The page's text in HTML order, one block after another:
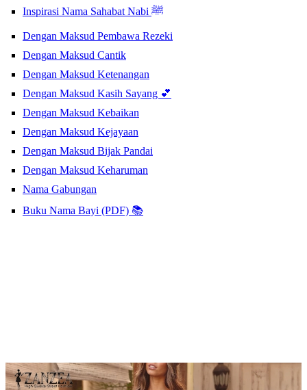
Inspirasi Nama Sahabat Nabi ﷺ
Dengan Maksud Pembawa Rezeki
Dengan Maksud Cantik
Dengan Maksud Ketenangan
Dengan Maksud Kasih Sayang 💕
Dengan Maksud Kebaikan
Dengan Maksud Kejayaan
Dengan Maksud Bijak Pandai
Dengan Maksud Keharuman
Nama Gabungan
Buku Nama Bayi (PDF) 📚